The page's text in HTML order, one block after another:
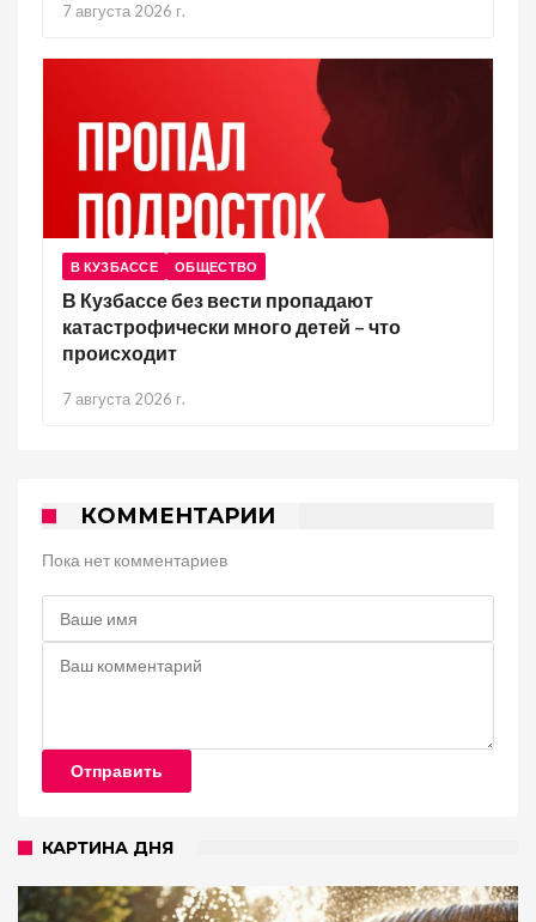
7 августа 2026 г.
В КУЗБАССЕ ОБЩЕСТВО
В Кузбассе без вести пропадают
катастрофически много детей – что
происходит
7 августа 2026 г.
КОММЕНТАРИИ
Пока нет комментариев
Отправить
КАРТИНА ДНЯ